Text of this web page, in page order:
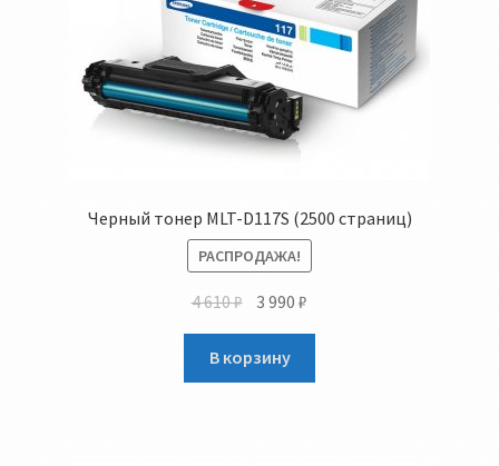
Черный тонер MLT-D117S (2500 страниц)
РАСПРОДАЖА!
4 610₽ Первоначальная
составляла
4
3 990₽
990 ₽.
В корзину